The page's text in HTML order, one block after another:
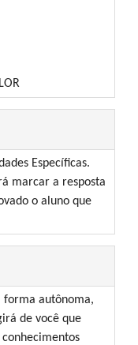
Específicas.
marcar a resposta
o aluno que
forma autônoma,
de você que